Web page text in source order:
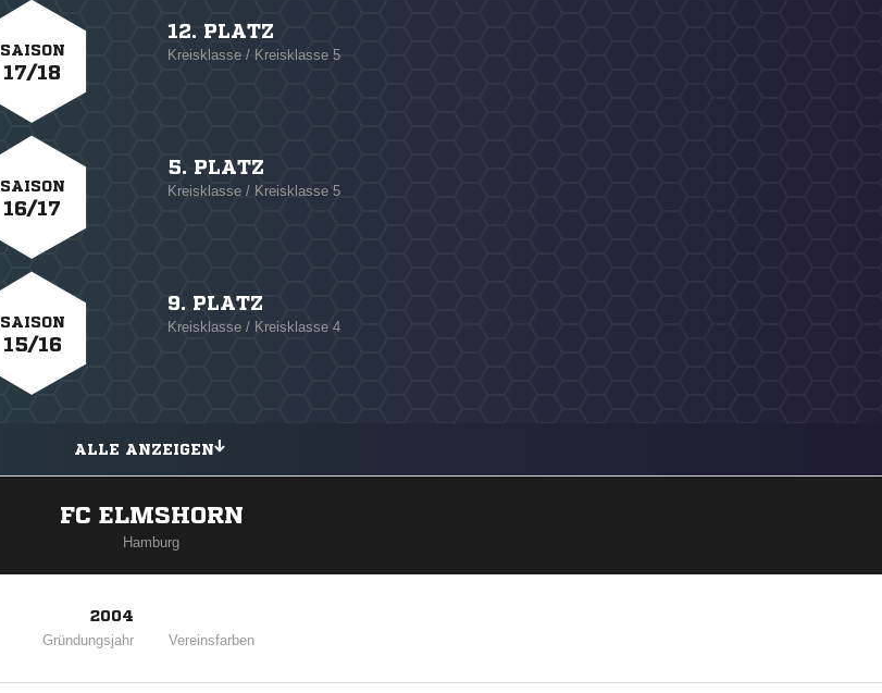
SAISON
17/18
12. PLATZ
Kreisklasse / Kreisklasse 5
SAISON
16/17
5. PLATZ
Kreisklasse / Kreisklasse 5
SAISON
15/16
9. PLATZ
Kreisklasse / Kreisklasse 4
ALLE ANZEIGEN
FC ELMSHORN
Hamburg
2004
Gründungsjahr Vereinsfarben